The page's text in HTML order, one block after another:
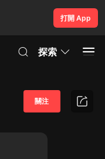
打開 App
探索
關注